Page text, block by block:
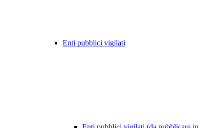
Enti pubblici vigilati